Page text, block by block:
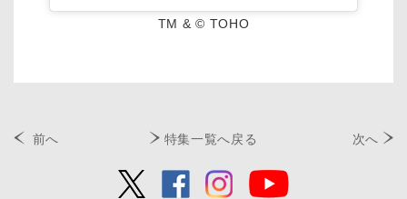
TM & © TOHO
前へ 特集一覧へ戻る 次へ